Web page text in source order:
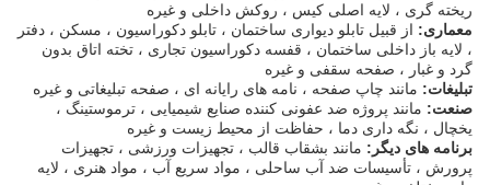
ریخته گری ، لایه اصلی کیس ، روکش داخلی و غیره
معماری: از قبیل تابلو دیواری ساختمان ، تابلو دکوراسیون ، مسکن ، دفتر
، لایه باز داخلی ساختمان ، قفسه دکوراسیون تجاری ، تخته اتاق بدون
گرد و غبار ، صفحه سقفی و غیره
تبلیغات: مانند چاپ صفحه ، نامه های رایانه ای ، صفحه تبلیغاتی و غیره
صنعت: مانند پروژه ضد عفونی کننده صنایع شیمیایی ، ترموستینگ ،
یخچال ، نگه داری دما ، حفاظت از محیط زیست و غیره
برنامه های دیگر: مانند بشقاب قالب ، تجهیزات ورزشی ، تجهیزات
پرورش ، تأسیسات ضد آب ساحلی ، مواد سریع آب ، مواد هنری ، لایه